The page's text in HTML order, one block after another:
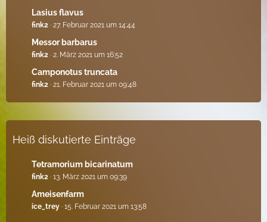
Lasius flavus
fink2 27. Februar 2021 um 14:44
Messor barbarus
fink2 2. März 2021 um 16:52
Camponotus truncata
fink2 21. Februar 2021 um 09:48
Heiß diskutierte Einträge
Tetramorium bicarinatum
fink2 13. März 2021 um 09:39
Ameisenfarm
ice_trey 15. Februar 2021 um 13:58